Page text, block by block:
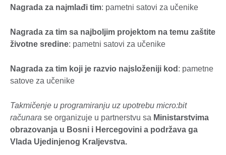
Nagrada za najmlađi tim: pametni satovi za učenike
Nagrada za tim sa najboljim projektom na temu zaštite
životne sredine: pametni satovi za učenike
Nagrada za tim koji je razvio najsloženiji kod : pametne
satove za učenike
Takmičenje u programiranju uz upotrebu micro:bit
računara se organizuje u partnerstvu sa Ministarstvima
obrazovanja u Bosni i Hercegovini a podržava ga
Vlada Ujedinjenog Kraljevstva.